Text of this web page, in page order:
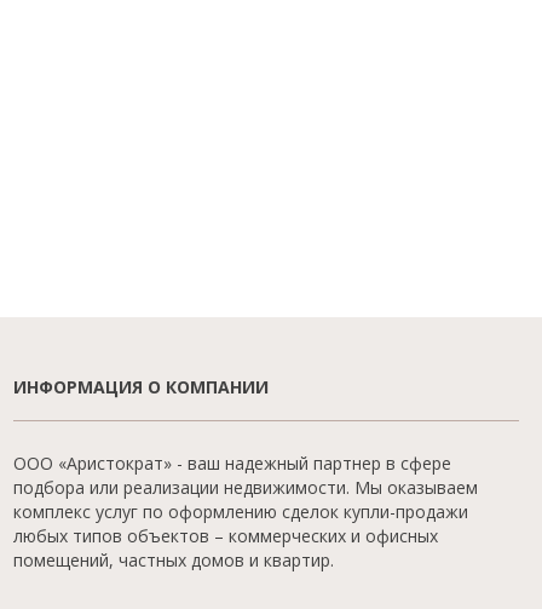
ИНФОРМАЦИЯ О КОМПАНИИ
ООО «Аристократ» - ваш надежный партнер в сфере
подбора или реализации недвижимости. Мы оказываем
комплекс услуг по оформлению сделок купли-продажи
любых типов объектов – коммерческих и офисных
помещений, частных домов и квартир.